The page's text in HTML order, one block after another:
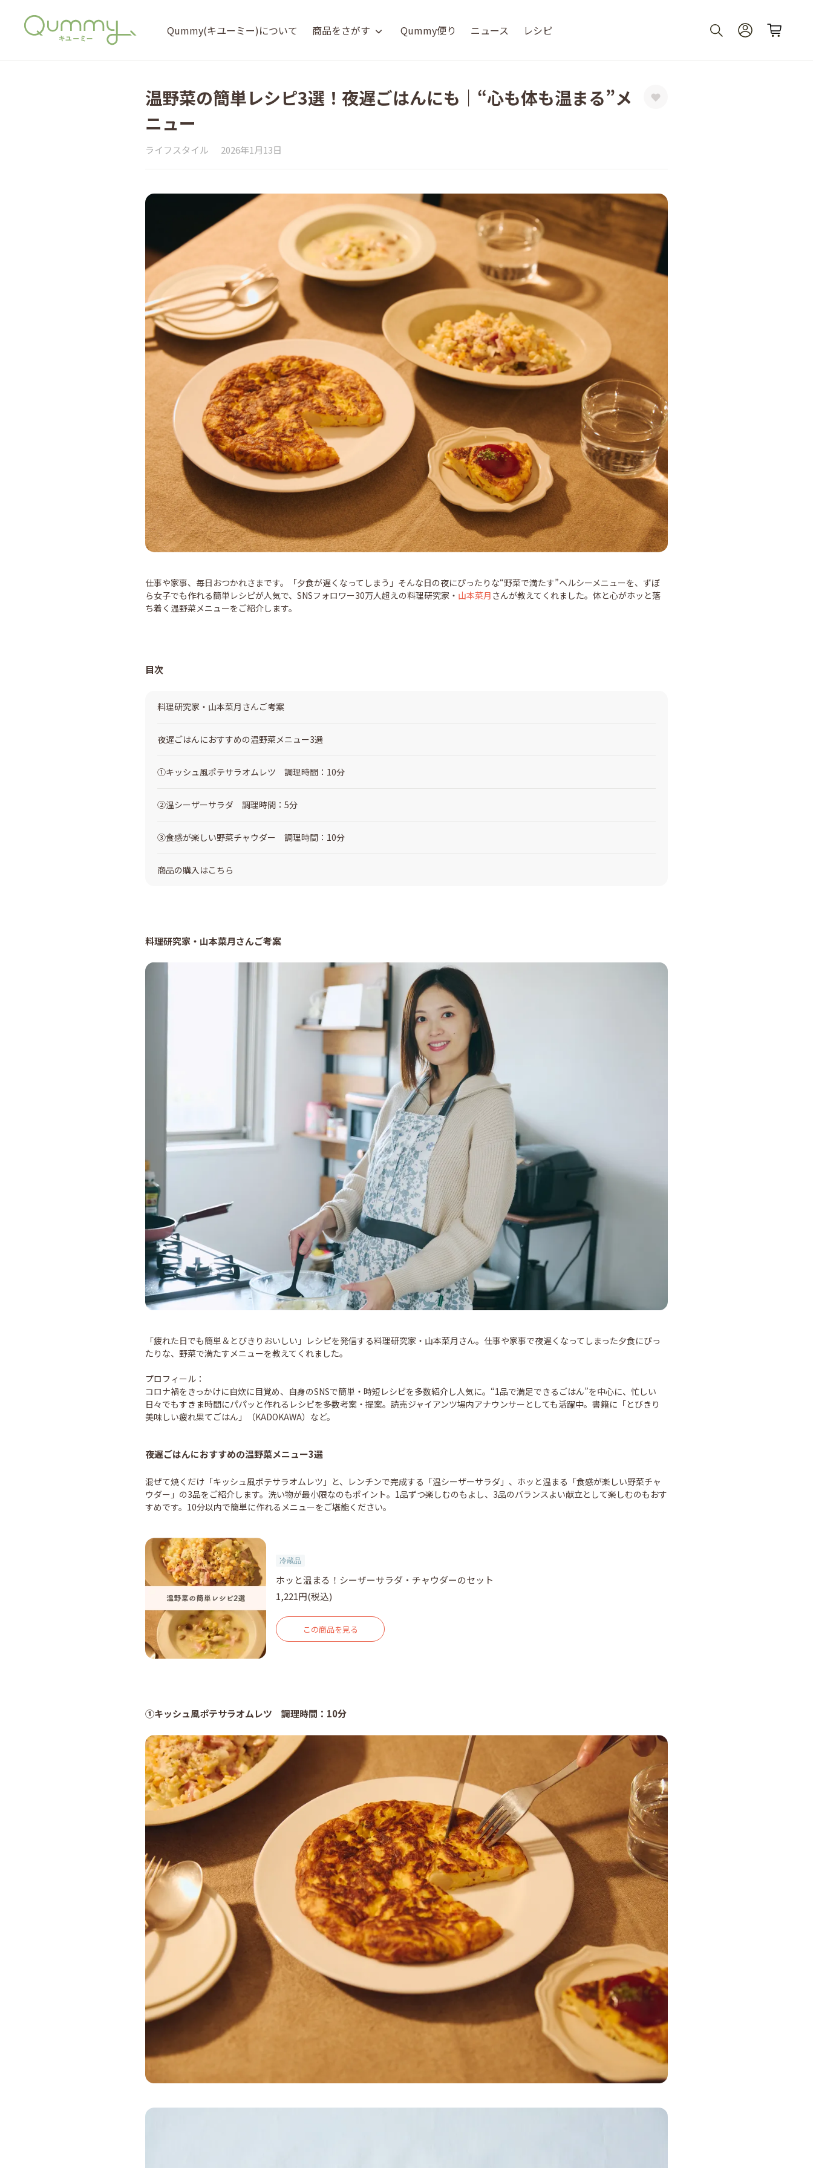
Qummy(キユーミー)について 商品をさがす Qummy便り ニュース レシピ
温野菜の簡単レシピ3選！夜遅ごはんにも｜“心も体も温まる”メ
ニュー
ライフスタイル 2026年1月13日
仕事や家事、毎日おつかれさまです。「夕食が遅くなってしまう」そんな日の夜にぴったりな“野菜で満たす”ヘルシーメニューを、ずぼ
ら女子でも作れる簡単レシピが人気で、SNSフォロワー30万人超えの料理研究家・ 山本菜月 さんが教えてくれました。体と心がホッと落
ち着く温野菜メニューをご紹介します。
目次
料理研究家・山本菜月さんご考案
夜遅ごはんにおすすめの温野菜メニュー3選
①キッシュ風ポテサラオムレツ 調理時間：10分
②温シーザーサラダ 調理時間：5分
③食感が楽しい野菜チャウダー 調理時間：10分
商品の購入はこちら
料理研究家・山本菜月さんご考案
「疲れた日でも簡単＆とびきりおいしい」レシピを発信する料理研究家・山本菜月さん。仕事や家事で夜遅くなってしまった夕食にぴっ
たりな、野菜で満たすメニューを教えてくれました。
プロフィール：
コロナ禍をきっかけに自炊に目覚め、自身のSNSで簡単・時短レシピを多数紹介し人気に。“1品で満足できるごはん”を中心に、忙しい
日々でもすきま時間にパパッと作れるレシピを多数考案・提案。読売ジャイアンツ場内アナウンサーとしても活躍中。書籍に「とびきり
美味しい疲れ果てごはん」（KADOKAWA）など。
夜遅ごはんにおすすめの温野菜メニュー3選
混ぜて焼くだけ「キッシュ風ポテサラオムレツ」と、レンチンで完成する「温シーザーサラダ」、ホッと温まる「食感が楽しい野菜チャ
ウダー」の3品をご紹介します。洗い物が最小限なのもポイント。1品ずつ楽しむのもよし、3品のバランスよい献立として楽しむのもおす
すめです。10分以内で簡単に作れるメニューをご堪能ください。
冷蔵品
ホッと温まる！シーザーサラダ・チャウダーのセット
1,221円(税込)
この商品を見る
①キッシュ風ポテサラオムレツ 調理時間：10分